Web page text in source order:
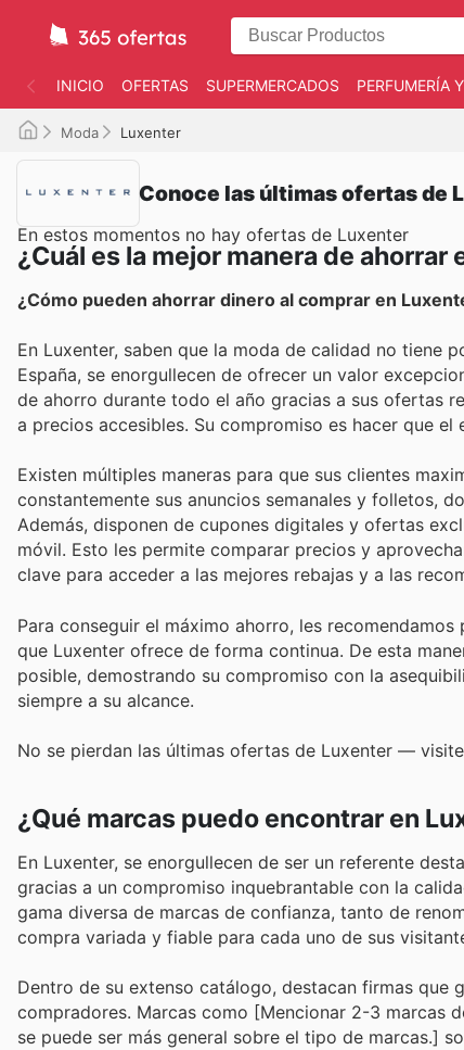
INICIO OFERTAS SUPERMERCADOS PERFUMERÍA
Moda Luxenter
Conoce las últimas ofertas de
En estos momentos no hay ofertas de Luxenter
¿Cuál es la mejor manera de ahorrar
¿Cómo pueden ahorrar dinero al comprar en
En Luxenter, saben que la moda de calidad no tiene
España, se enorgullecen de ofrecer un valor
de ahorro durante todo el año gracias a sus ofertas
a precios accesibles. Su compromiso es hacer que
Existen múltiples maneras para que sus clientes
constantemente sus anuncios semanales y folletos,
Además, disponen de cupones digitales y ofertas
móvil. Esto les permite comparar precios y
clave para acceder a las mejores rebajas y a las
Para conseguir el máximo ahorro, les
que Luxenter ofrece de forma continua. De esta
posible, demostrando su compromiso con la
siempre a su alcance.
No se pierdan las últimas ofertas de Luxenter —
¿Qué marcas puedo encontrar en
En Luxenter, se enorgullecen de ser un referente
gracias a un compromiso inquebrantable con la
gama diversa de marcas de confianza, tanto de
compra variada y fiable para cada uno de sus
Dentro de su extenso catálogo, destacan firmas que
compradores. Marcas como [Mencionar 2-3 marcas
se puede ser más general sobre el tipo de marcas.]